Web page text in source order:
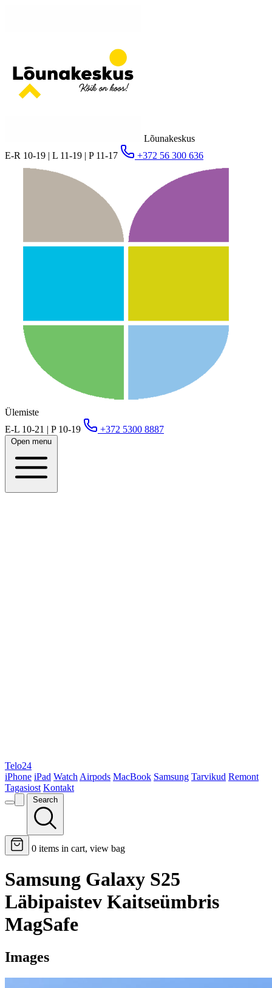
Lõunakeskus
E-R 10-19 | L 11-19 | P 11-17
+372 56 300 636
Ülemiste
E-L 10-21 | P 10-19
+372 5300 8887
Open menu
Telo24
iPhone iPad Watch Airpods MacBook Samsung Tarvikud Remont
Tagasiost Kontakt
Search
0 items in cart, view bag
Samsung Galaxy S25
Läbipaistev Kaitseümbris
MagSafe
Images